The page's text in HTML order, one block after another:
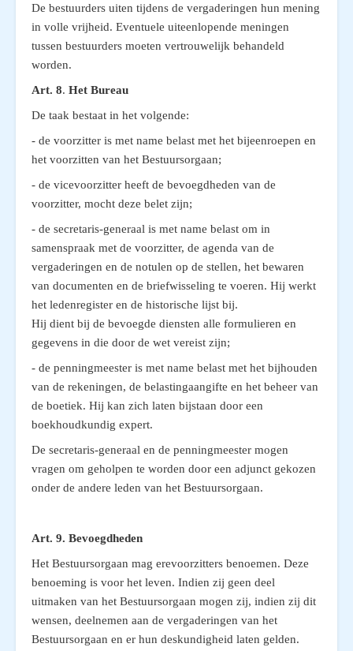
De bestuurders uiten tijdens de vergaderingen hun mening
in volle vrijheid. Eventuele uiteenlopende meningen
tussen bestuurders moeten vertrouwelijk behandeld
worden.
Art. 8. Het Bureau
De taak bestaat in het volgende:
- de voorzitter is met name belast met het bijeenroepen en
het voorzitten van het Bestuursorgaan;
- de vicevoorzitter heeft de bevoegdheden van de
voorzitter, mocht deze belet zijn;
- de secretaris-generaal is met name belast om in
samenspraak met de voorzitter, de agenda van de
vergaderingen en de notulen op de stellen, het bewaren
van documenten en de briefwisseling te voeren. Hij werkt
het ledenregister en de historische lijst bij.
Hij dient bij de bevoegde diensten alle formulieren en
gegevens in die door de wet vereist zijn;
- de penningmeester is met name belast met het bijhouden
van de rekeningen, de belastingaangifte en het beheer van
de boetiek. Hij kan zich laten bijstaan door een
boekhoudkundig expert.
De secretaris-generaal en de penningmeester mogen
vragen om geholpen te worden door een adjunct gekozen
onder de andere leden van het Bestuursorgaan.
Art. 9. Bevoegdheden
Het Bestuursorgaan mag erevoorzitters benoemen. Deze
benoeming is voor het leven. Indien zij geen deel
uitmaken van het Bestuursorgaan mogen zij, indien zij dit
wensen, deelnemen aan de vergaderingen van het
Bestuursorgaan en er hun deskundigheid laten gelden.